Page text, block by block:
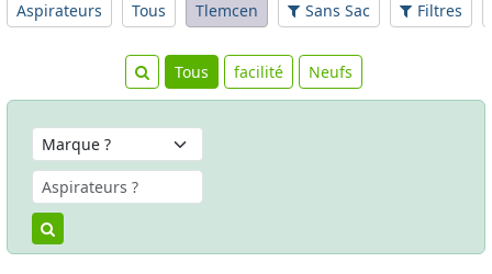
Aspirateurs Tous Tlemcen Sans Sac Filtres
Tous facilité Neufs